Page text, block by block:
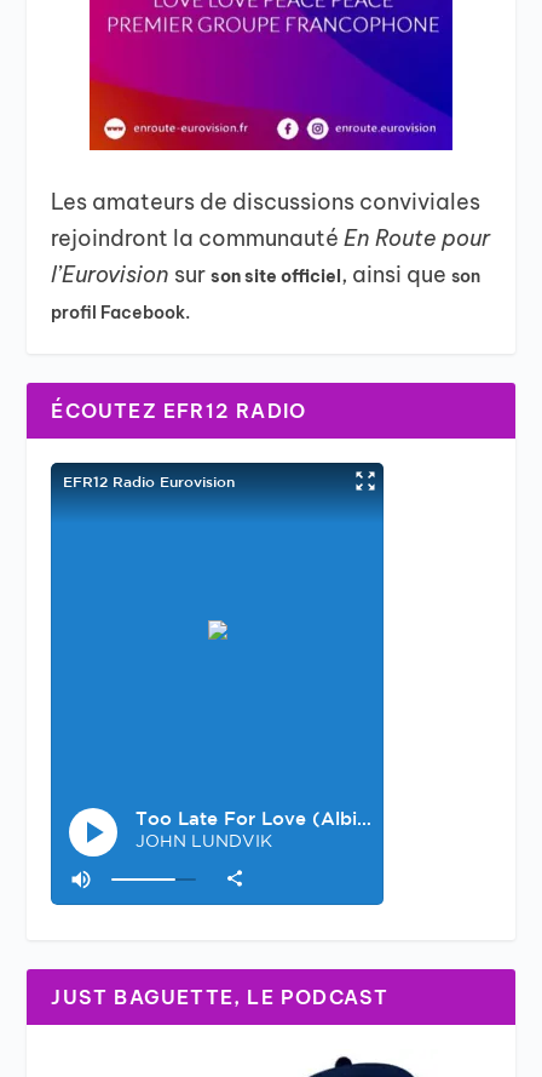
Les amateurs de discussions conviviales
rejoindront la communautéEn Route pour
l’Eurovision surson site officiel , ainsi queson
profil Facebook.
ÉCOUTEZ EFR12 RADIO
JUST BAGUETTE, LE PODCAST